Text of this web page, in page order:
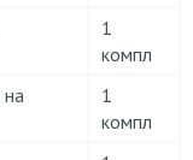
1
компл
на
1
компл